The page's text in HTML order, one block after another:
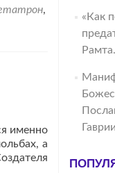
,
именно
а
«Как
Рамта.